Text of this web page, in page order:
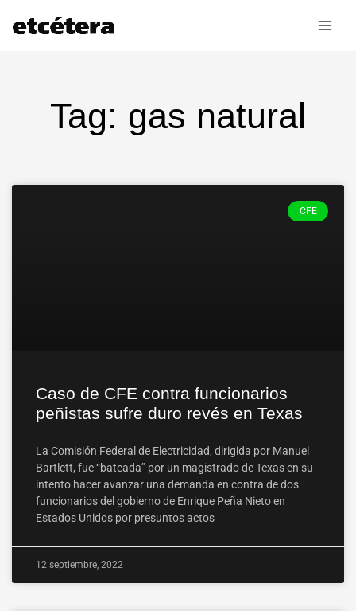
Tag: gas natural
CFE
Caso de CFE contra funcionarios
peñistas sufre duro revés en Texas
La Comisión Federal de Electricidad, dirigida por Manuel
Bartlett, fue “bateada” por un magistrado de Texas en su
intento hacer avanzar una demanda en contra de dos
funcionarios del gobierno de Enrique Peña Nieto en
Estados Unidos por presuntos actos
12 septiembre, 2022